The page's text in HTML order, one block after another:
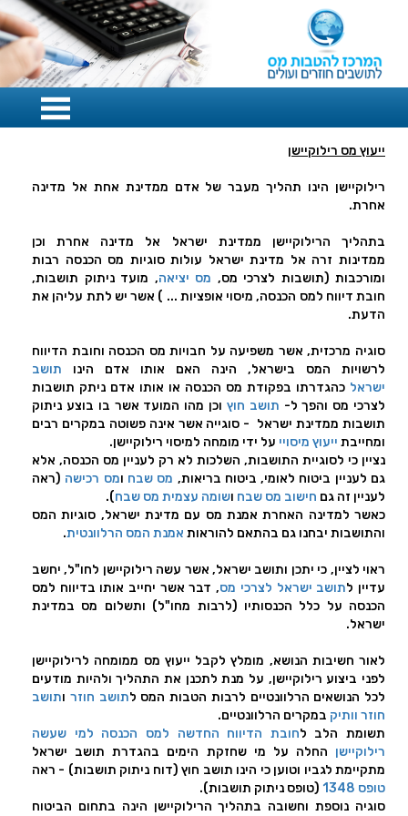
ייעוץ מס רילוקיישן
רילוקיישן הינו תהליך מעבר של אדם ממדינת אחת אל מדינה
אחרת.
בתהליך הרילוקיישן ממדינת ישראל אל מדינה אחרת וכן
ממדינות זרה אל מדינת ישראל עולות סוגיות מס הכנסה רבות
ומורכבות (תושבות לצרכי מס, מס יציאה, מועד ניתוק תושבות,
חובת דיווח למס הכנסה, מיסוי אופציות ... ) אשר יש לתת עליהן את
הדעת.
סוגיה מרכזית, אשר משפיעה על חבויות מס הכנסה וחובת הדיווח
לרשויות המס בישראל, הינה האם אותו אדם הינו תושב
ישראל כהגדרתו בפקודת מס הכנסה או אותו אדם ניתק תושבות
לצרכי מס והפך ל- תושב חוץ וכן מהו המועד אשר בו בוצע ניתוק
תושבות ממדינת ישראל - סוגייה אשר אינה פשוטה במקרים רבים
ומחייבת ייעוץ מיסויי על ידי מומחה למיסוי רילוקיישן.
נציין כי לסוגיית התושבות, השלכות לא רק לעניין מס הכנסה, אלא
גם לעניין ביטוח לאומי, ביטוח בריאות, מס שבח ומס רכישה (ראה
לעניין זה גם חישוב מס שבח ושומה עצמית מס שבח).
כאשר למדינה האחרת אמנת מס עם מדינת ישראל, סוגיות המס
והתושבות יבחנו גם בהתאם להוראות אמנת המס הרלוונטית.
ראוי לציין, כי יתכן ותושב ישראל, אשר עשה רילוקיישן לחו"ל, יחשב
עדיין לתושב ישראל לצרכי מס, דבר אשר יחייב אותו בדיווח למס
הכנסה על כלל הכנסותיו (לרבות מחו"ל) ותשלום מס במדינת
ישראל.
לאור חשיבות הנושא, מומלץ לקבל ייעוץ מס ממומחה לרילוקיישן
לפני ביצוע רילוקיישן, על מנת לתכנן את התהליך ולהיות מודעים
לכל הנושאים הרלוונטיים לרבות הטבות המס לתושב חוזר ותושב
חוזר וותיק במקרים הרלוונטיים.
תשומת הלב לחובת הדיווח החדשה למס הכנסה למי שעשה
רילוקיישן החלה על מי שחזקת הימים בהגדרת תושב ישראל
מתקיימת לגביו וטוען כי הינו תושב חוץ (דוח ניתוק תושבות) - ראה
טופס 1348
(טופס ניתוק תושבות).
סוגיה נוספת וחשובה בתהליך הרילוקיישן הינה בתחום הביטוח